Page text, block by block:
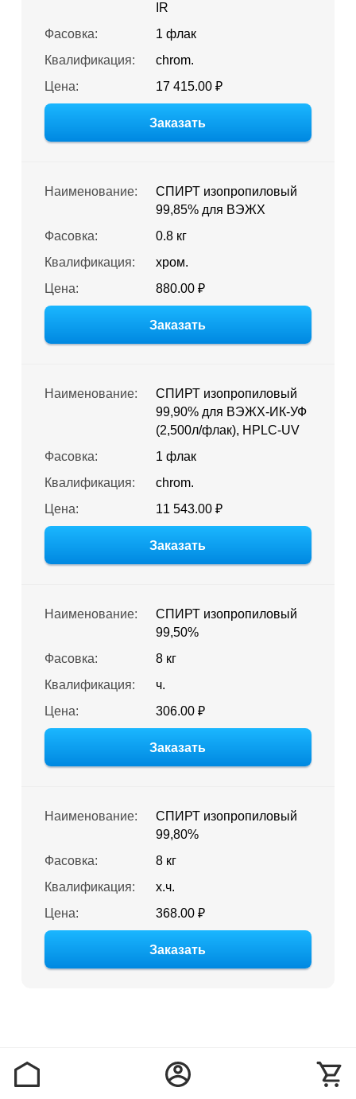
IR
Фасовка:
1 флак
Квалификация:
chrom.
Цена:
17 415.00 ₽
Заказать
Наименование:
СПИРТ изопропиловый
99,85% для ВЭЖХ
Фасовка:
0.8 кг
Квалификация:
хром.
Цена:
880.00 ₽
Заказать
Наименование:
СПИРТ изопропиловый
99,90% для ВЭЖХ-ИК-УФ
(2,500л/флак), HPLC-UV
Фасовка:
1 флак
Квалификация:
chrom.
Цена:
11 543.00 ₽
Заказать
Наименование:
СПИРТ изопропиловый
99,50%
Фасовка:
8 кг
Квалификация:
ч.
Цена:
306.00 ₽
Заказать
Наименование:
СПИРТ изопропиловый
99,80%
Фасовка:
8 кг
Квалификация:
х.ч.
Цена:
368.00 ₽
Заказать